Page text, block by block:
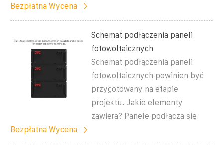
Bezpłatna Wycena
Schemat podłączenia paneli
fotowoltaicznych
Schemat podłączenia paneli
fotowoltaicznych powinien być
przygotowany na etapie
projektu. Jakie elementy
zawiera? Panele podłącza się
Bezpłatna Wycena